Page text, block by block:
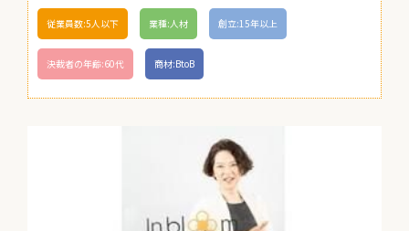
従業員数:5人以下 業種:人材 創立:15年以上
決裁者の年齢:60代 商材:BtoB